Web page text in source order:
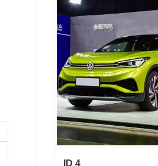
Entre em contato agora
ID 4